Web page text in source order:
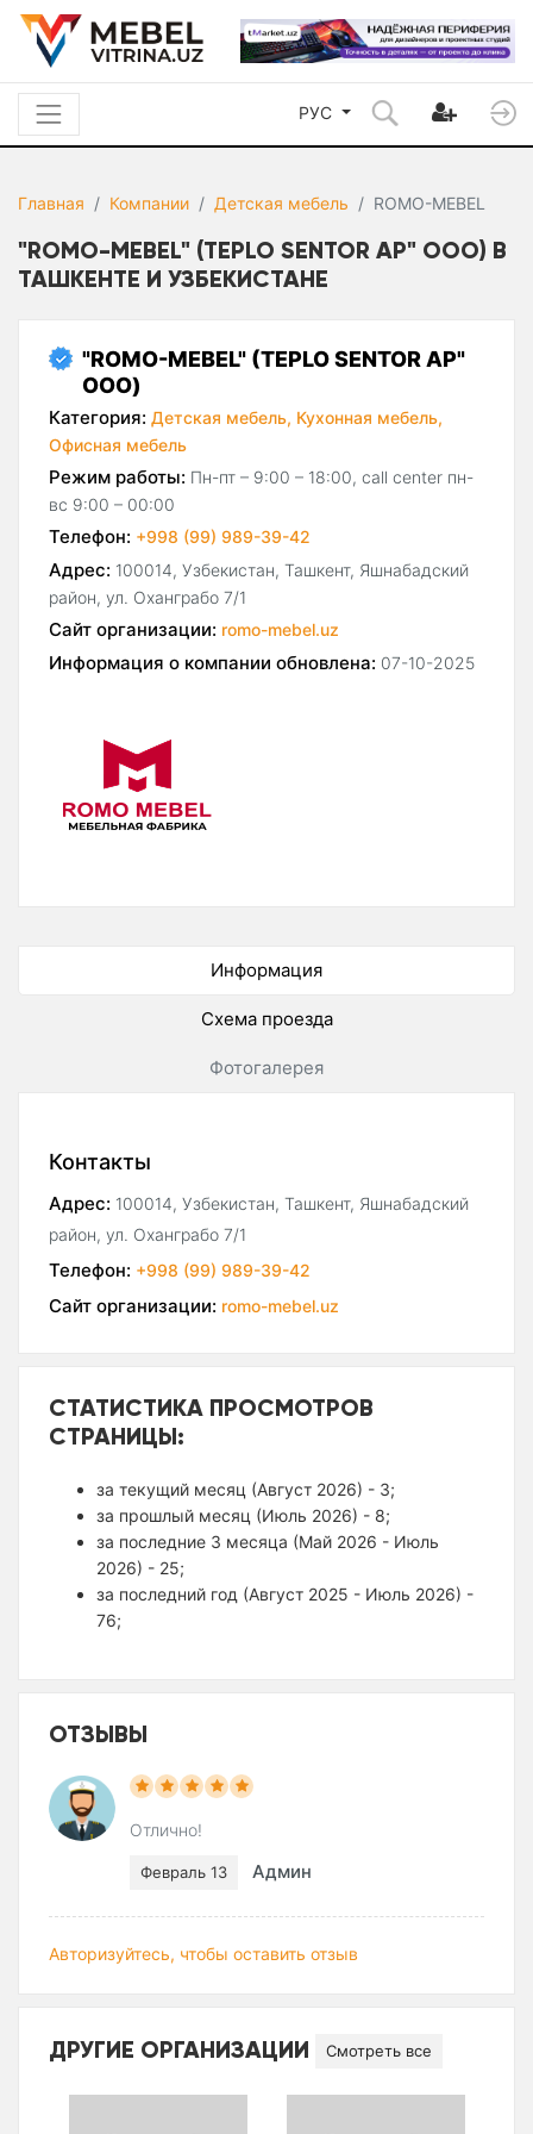
РУС
Главная Компании Детская мебель ROMO-MEBEL
"ROMO-MEBEL" (TEPLO SENTOR AP" ООО) В
ТАШКЕНТЕ И УЗБЕКИСТАНЕ
"ROMO-MEBEL" (TEPLO SENTOR AP"
ООО)
Категория: Детская мебель, Кухонная мебель,
Офисная мебель
Режим работы: Пн-пт – 9:00 – 18:00, call center пн-
вс 9:00 – 00:00
Телефон: +998 (99) 989-39-42
Адрес: 100014, Узбекистан, Ташкент, Яшнабадский
район, ул. Оханграбо 7/1
Сайт организации: romo-mebel.uz
Информация о компании обновлена: 07-10-2025
Информация
Схема проезда
Фотогалерея
Контакты
Адрес: 100014, Узбекистан, Ташкент, Яшнабадский
район, ул. Оханграбо 7/1
Телефон: +998 (99) 989-39-42
Сайт организации: romo-mebel.uz
СТАТИСТИКА ПРОСМОТРОВ
СТРАНИЦЫ:
за текущий месяц (Август 2026) - 3;
за прошлый месяц (Июль 2026) - 8;
за последние 3 месяца (Май 2026 - Июль
2026) - 25;
за последний год (Август 2025 - Июль 2026) -
76;
ОТЗЫВЫ
Отлично!
Февраль 13 Админ
Авторизуйтесь, чтобы оставить отзыв
ДРУГИЕ ОРГАНИЗАЦИИ Смотреть все